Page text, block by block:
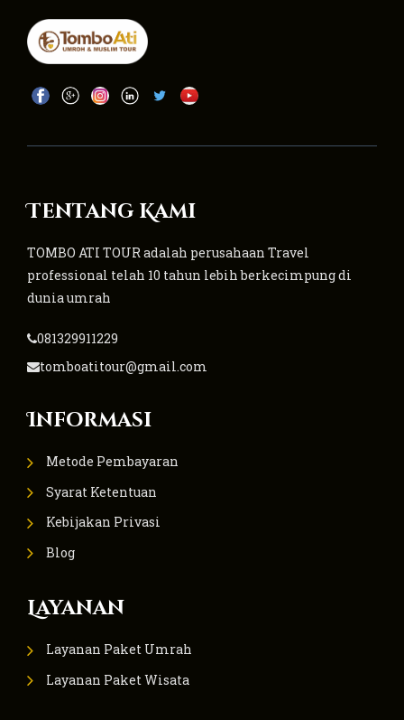
Tentang Kami
TOMBO ATI TOUR adalah perusahaan Travel
professional telah 10 tahun lebih berkecimpung di
dunia umrah
081329911229
tomboatitour@gmail.com
Informasi
Metode Pembayaran
Syarat Ketentuan
Kebijakan Privasi
Blog
Layanan
Layanan Paket Umrah
Layanan Paket Wisata